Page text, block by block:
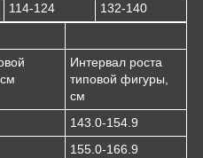
114-124
132-140
Интервал роста
типовой фигуры,
см
143.0-154.9
155.0-166.9